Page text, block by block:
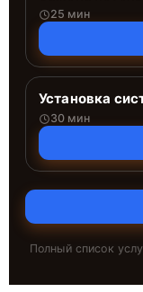
25 мин
Установка
30 мин
Полный список